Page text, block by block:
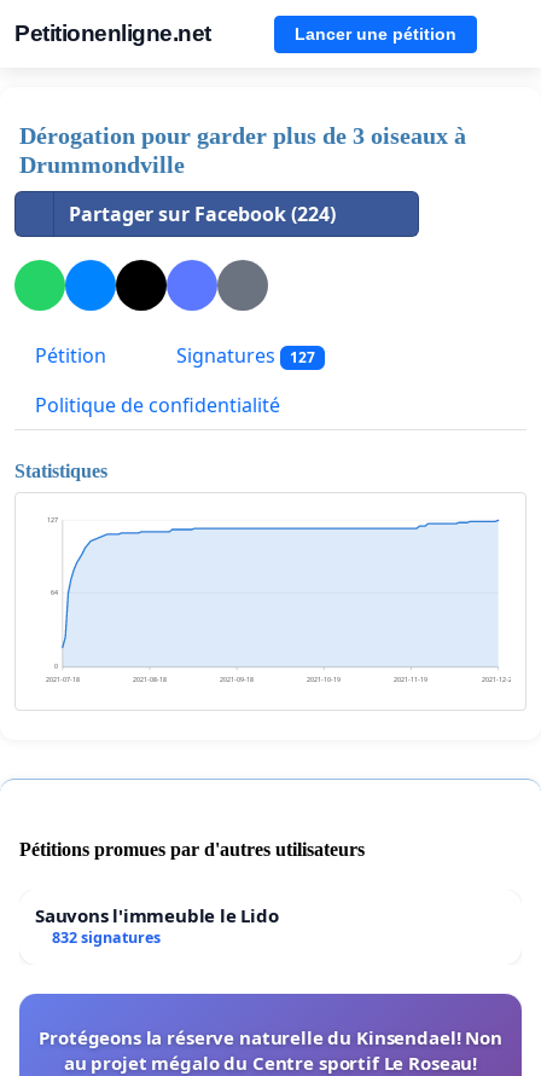
Petitionenligne.net Lancer une pétition
Dérogation pour garder plus de 3 oiseaux à
Drummondville
Partager sur Facebook (224)
Pétition Signatures 127
Politique de confidentialité
Statistiques
0
64
127
2021-07-18 2021-08-18 2021-09-18 2021-10-19 2021-11-19 2021-12-20
Pétitions promues par d'autres utilisateurs
Sauvons l'immeuble le Lido
832 signatures
Protégeons la réserve naturelle du Kinsendael! Non
au projet mégalo du Centre sportif Le Roseau!